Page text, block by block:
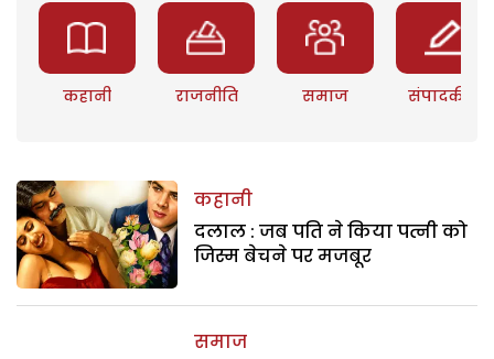
कहानी राजनीति समाज संपादकीय
कहानी
दलाल : जब पति ने किया पत्नी को
जिस्म बेचने पर मजबूर
समाज